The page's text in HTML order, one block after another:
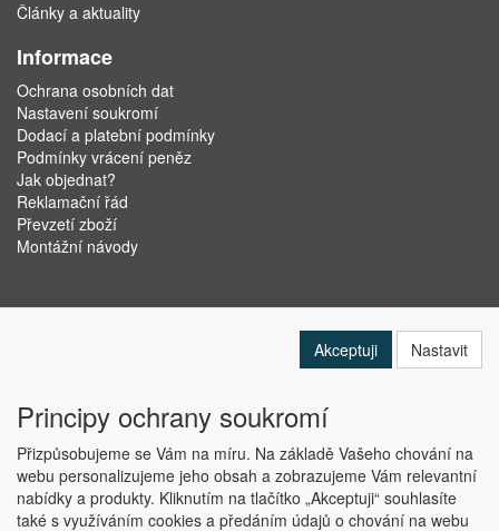
Články a aktuality
Informace
Ochrana osobních dat
Nastavení soukromí
Dodací a platební podmínky
Podmínky vrácení peněz
Jak objednat?
Reklamační řád
Převzetí zboží
Montážní návody
Copyright © ABRA Software a.s. 2019
Akceptuji Nastavit
Principy ochrany soukromí
Přizpůsobujeme se Vám na míru. Na základě Vašeho chování na
webu personalizujeme jeho obsah a zobrazujeme Vám relevantní
nabídky a produkty. Kliknutím na tlačítko „Akceptuji“ souhlasíte
také s využíváním cookies a předáním údajů o chování na webu